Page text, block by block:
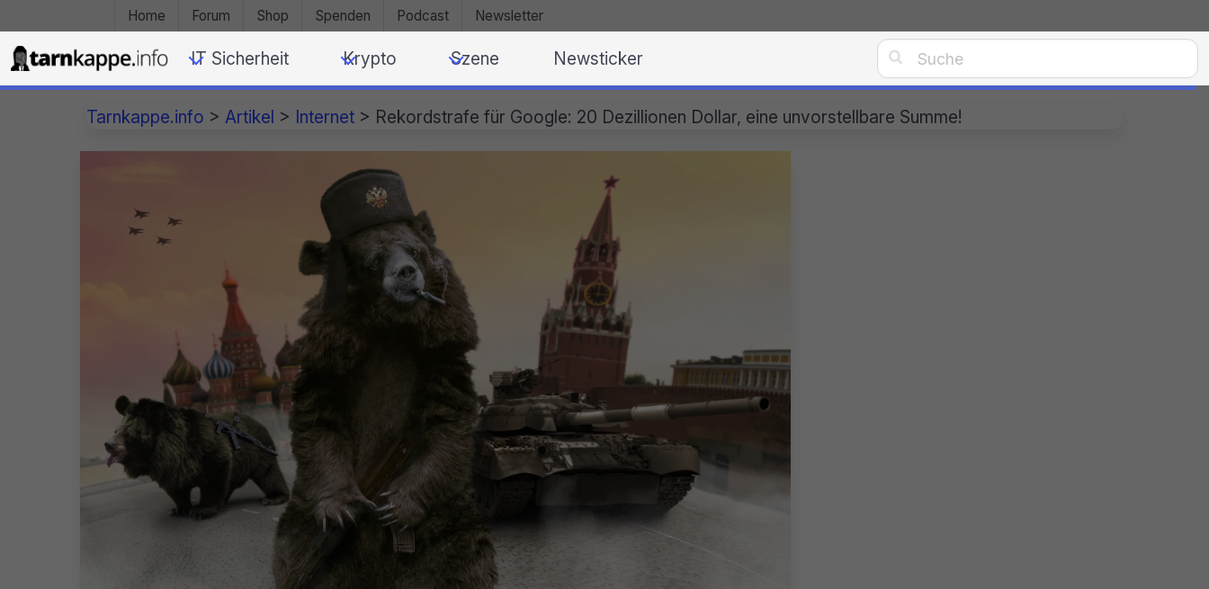
Home Forum Shop Spenden Podcast Newsletter
IT Sicherheit Krypto Szene Newsticker 
Tarnkappe.info > Artikel > Internet > Rekordstrafe für Google: 20 Dezillionen Dollar, eine unvorstellbare Summe!